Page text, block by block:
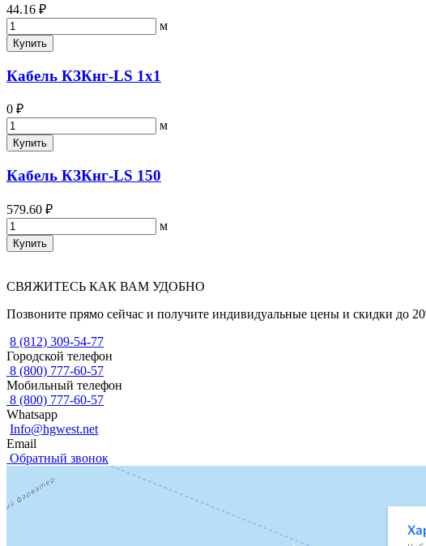
44.16 ₽
м
Купить
Кабель КЗКнг-LS 1х1
0 ₽
м
Купить
Кабель КЗКнг-LS 150
579.60 ₽
м
Купить
СВЯЖИТЕСЬ КАК ВАМ УДОБНО
Позвоните прямо сейчас и получите индивидуальные цены и скидки до
8 (812) 309-54-77
Городской телефон
8 (800) 777-60-57
Мобильный телефон
8 (800) 777-60-57
Whatsapp
Info@hgwest.net
Email
Обратный звонок